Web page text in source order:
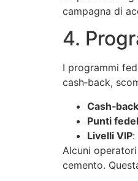
campagna di
4.
I programmi
cash‑back,
Cash‑back
Punti
Livelli VIP:
Alcuni
cemento.